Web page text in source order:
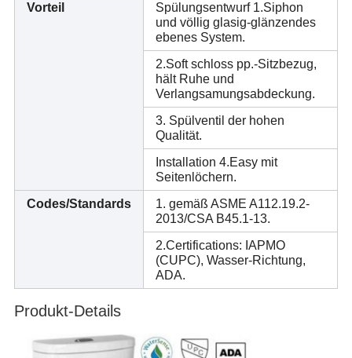
Vorteil
Spülungsentwurf 1.Siphon
und völlig glasig-glänzendes
ebenes System.
2.Soft schloss pp.-Sitzbezug,
hält Ruhe und
Verlangsamungsabdeckung.
3. Spülventil der hohen
Qualität.
Installation 4.Easy mit
Seitenlöchern.
Codes/Standards
1. gemäß ASME A112.19.2-
2013/CSA B45.1-13.
2.Certifications: IAPMO
(CUPC), Wasser-Richtung,
ADA.
Produkt-Details